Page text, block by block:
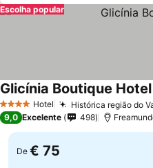
Escolha popular
4 EstrelasHotel Histórica região do
Glicínia Boutique Hotel
9,0 Excelente 498
De € 75